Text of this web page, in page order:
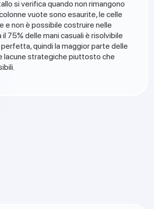
si verifica quando non rimangono
vuote sono esaurite, le celle
e non è possibile costruire nelle
il 75% delle mani casuali è risolvibile
quindi la maggior parte delle
strategiche piuttosto che